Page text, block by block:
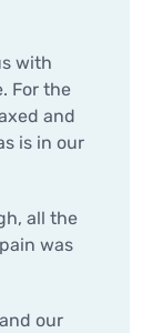
with
For the
and
is in our
all the
was
our